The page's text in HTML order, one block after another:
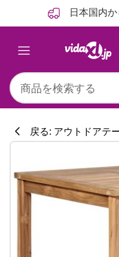
日本国内
戻る: アウトドアテ